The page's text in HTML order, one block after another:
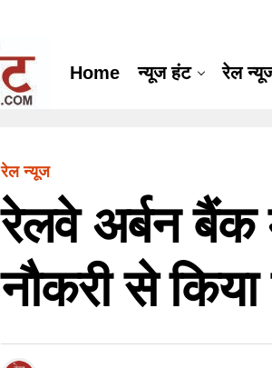
Home न्यूज हंट रेल
रेल न्यूज
रेलवे अर्बन बैंक
नौकरी से